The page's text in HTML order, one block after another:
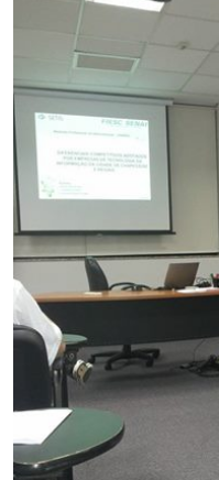
Cultura
Biblioteca
Editora
Museu
Unoesc
Store